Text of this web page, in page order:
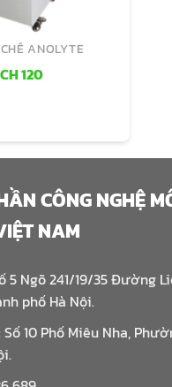
ANOLYTE
120
CÔNG NGHỆ
NAM
5 Ngõ 241/19/35 Đường
phố Hà Nội.
10 Phố Miêu Nha,